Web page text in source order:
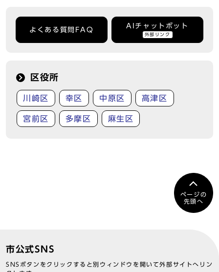
よくある質問FAQ
AIチャットボット
外部リンク
区役所
川崎区 幸区 中原区 高津区
宮前区 多摩区 麻生区
ページの
先頭へ
市公式SNS
SNSボタンをクリックすると別ウィンドウを開いて外部サイトへリン